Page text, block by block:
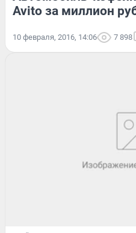
Avito за миллион
10 февраля, 2016, 14:06 7 898